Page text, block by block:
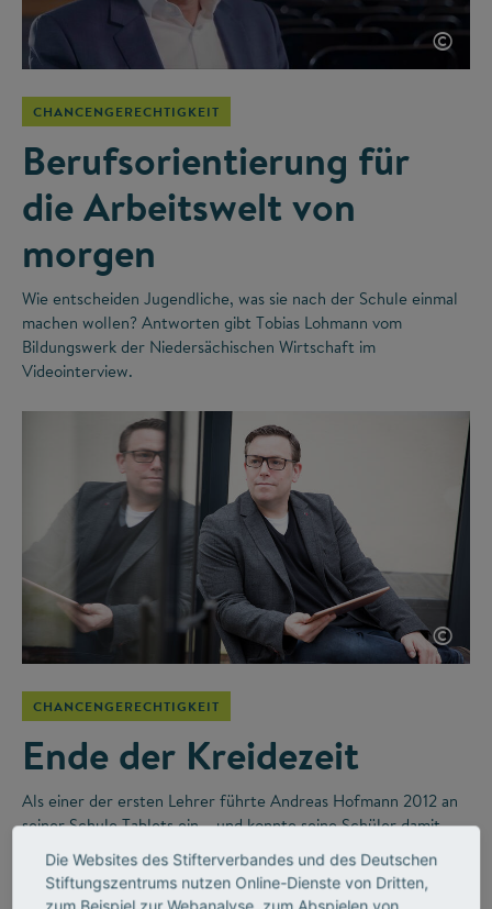
©
CHANCENGERECHTIGKEIT
Berufsorientierung für
die Arbeitswelt von
morgen
Wie entscheiden Jugendliche, was sie nach der Schule einmal
machen wollen? Antworten gibt Tobias Lohmann vom
Bildungswerk der Niedersächischen Wirtschaft im
Videointerview.
©
CHANCENGERECHTIGKEIT
Ende der Kreidezeit
Als einer der ersten Lehrer führte Andreas Hofmann 2012 an
seiner Schule Tablets ein – und konnte seine Schüler damit
individueller unterstützen als zuvor. Heute betreut er andere
Schulen, Schulträger und Ausbildungsbetriebe beim
Transformationsprozess.
Die Websites des Stifterverbandes und des Deutschen
Stiftungszentrums nutzen Online-Dienste von Dritten,
zum Beispiel zur Webanalyse, zum Abspielen von